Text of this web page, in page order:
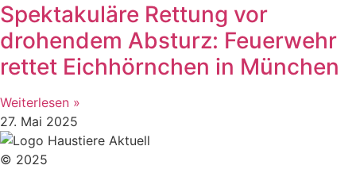
Spektakuläre Rettung vor
drohendem Absturz: Feuerwehr
rettet Eichhörnchen in München
Weiterlesen »
27. Mai 2025
© 2025